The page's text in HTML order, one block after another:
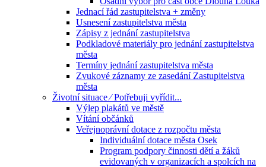
Jednací řád zastupitelstva + změny
Usnesení zastupitelstva města
Zápisy z jednání zastupitelstva
Podkladové materiály pro jednání zastupitelstva
města
Termíny jednání zastupitelstva města
Zvukové záznamy ze zasedání Zastupitelstva
města
Životní situace ⁄ Potřebuji vyřídit...
Výlep plakátů ve městě
Vítání občánků
Veřejnoprávní dotace z rozpočtu města
Individuální dotace města Osek
Program podpory činnosti dětí a žáků
evidovaných v organizacích a spolcích na